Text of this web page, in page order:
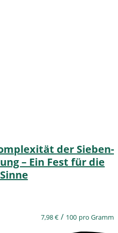
der Sieben-
– Ein Fest für die
Sinne
7,98€ / 100 pro Gramm